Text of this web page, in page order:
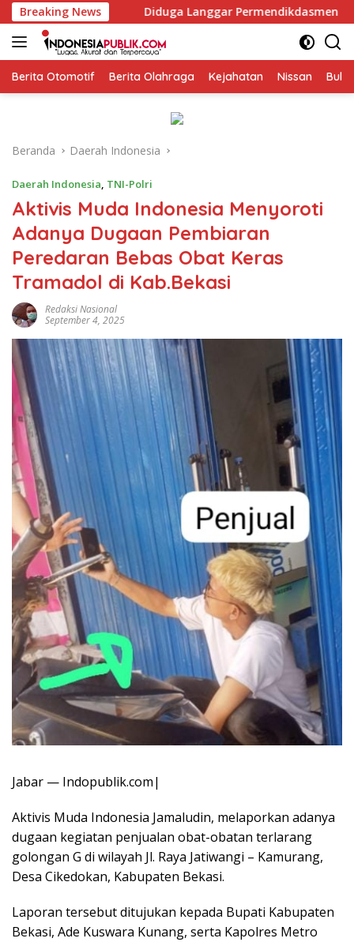
Langsung
ke
konten
Breaking News
Diduga Langgar Permendikdasmen Nomor 7 Tahun
Berita Otomotif Berita Olahraga Kejahatan Nissan
Beranda Daerah Indonesia
Daerah Indonesia, TNI-Polri
Aktivis Muda Indonesia Menyoroti
Adanya Dugaan Pembiaran
Peredaran Bebas Obat Keras
Tramadol di Kab.Bekasi
Redaksi Nasional
September 4, 2025
Jabar — Indopublik.com|
Aktivis Muda Indonesia Jamaludin, melaporkan adanya
dugaan kegiatan penjualan obat-obatan terlarang
golongan G di wilayah Jl. Raya Jatiwangi – Kamurang,
Desa Cikedokan, Kabupaten Bekasi.
Laporan tersebut ditujukan kepada Bupati Kabupaten
Bekasi, Ade Kuswara Kunang, serta Kapolres Metro